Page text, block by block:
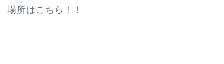
場所はこちら！！